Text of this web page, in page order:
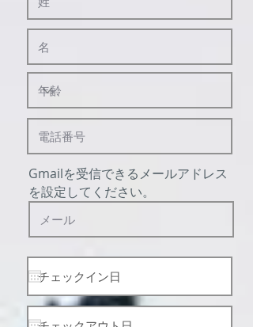
Gmailを受信できるメールアドレス
を設定してください。